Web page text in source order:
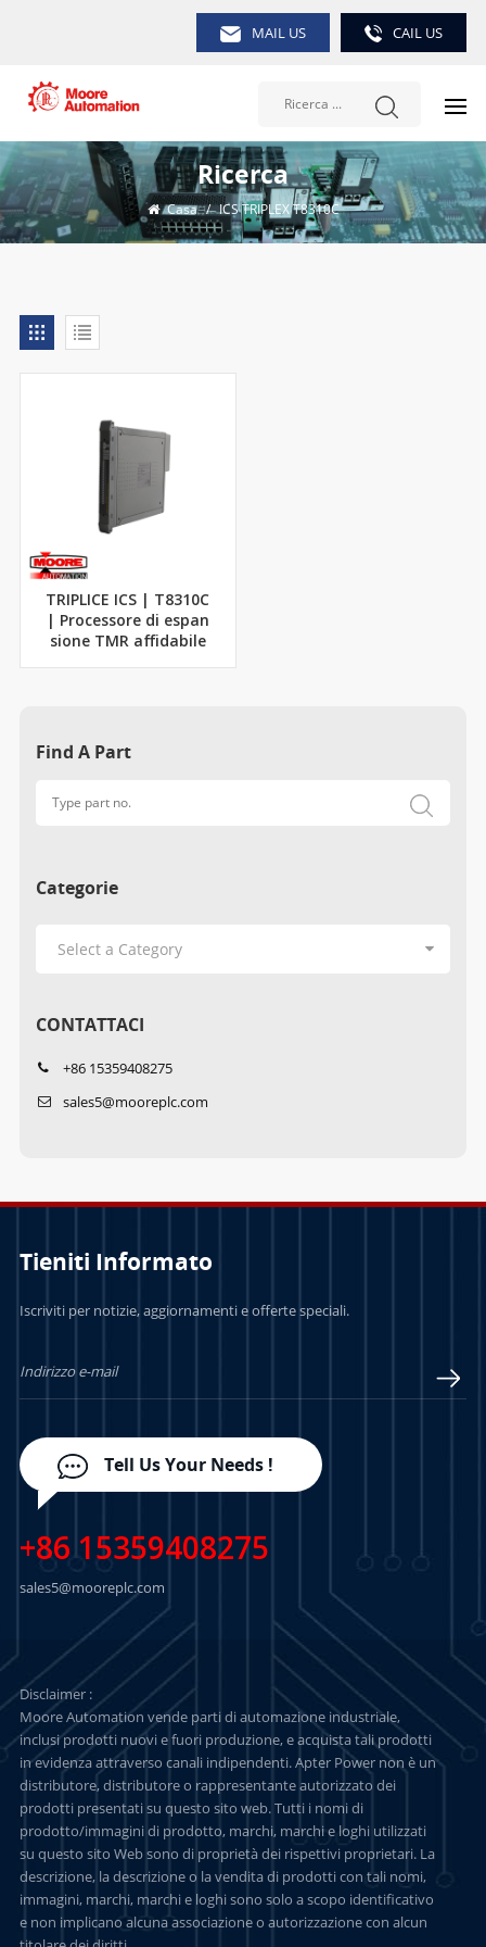
MAIL US CAIL US
Ricerca
Casa / ICS TRIPLEX T8310C
TRIPLICE ICS | T8310C
| Processore di espan
sione TMR affidabile
Find A Part
Categorie
CONTATTACI
+86 15359408275
sales5@mooreplc.com
Tieniti Informato
Iscriviti per notizie, aggiornamenti e offerte speciali.
Tell Us Your Needs !
+86 15359408275
sales5@mooreplc.com
Disclaimer :
Moore Automation vende parti di automazione industriale,
inclusi prodotti nuovi e fuori produzione, e acquista tali prodotti
in evidenza attraverso canali indipendenti. Apter Power non è un
distributore, distributore o rappresentante autorizzato dei
prodotti presentati su questo sito web. Tutti i nomi di
prodotto/immagini di prodotto, marchi, marchi e loghi utilizzati
su questo sito Web sono di proprietà dei rispettivi proprietari. La
descrizione, la descrizione o la vendita di prodotti con tali nomi,
immagini, marchi, marchi e loghi sono solo a scopo identificativo
e non implicano alcuna associazione o autorizzazione con alcun